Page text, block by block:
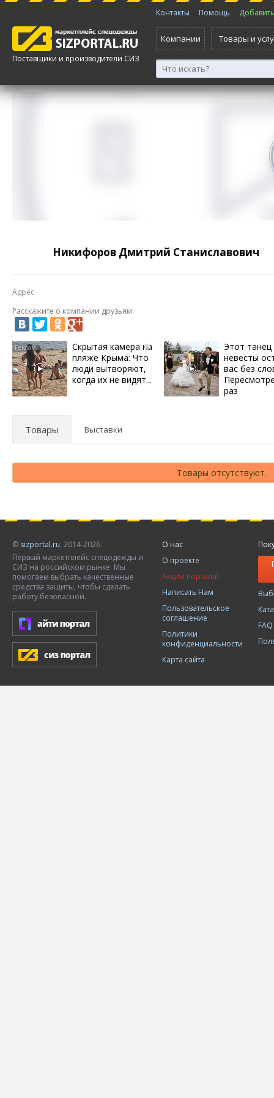
Поставщики и производители СИЗ
Контакты Помощь
Компании Товары и
Никифоров Дмитрий Станиславович
Адрес
Расскажите о компании друзьям:
i
Скрытая камера на
пляже Крыма: Что
люди вытворяют,
когда их не видят...
Этот танец
невесты
вас без
раз
Товары Выставки
Товары отсутствуют.
© sizportal.ru, 2014-2026
Первый маркетплейс спецодежды и
СИЗ на российском рынке. Мы
помогаем выбрать качественные
средства защиты, чтобы сделать
работу безопасной.
О нас
О проекте
Акции портала!
Написать Нам
Пользовательское
соглашение
Политики
конфиденциальности
Карта сайта
FAQ